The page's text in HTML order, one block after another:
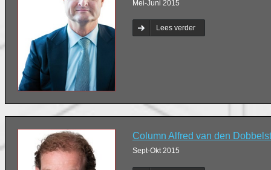
Mei-Juni 2015
Lees verder
Column Alfred van den
Sept-Okt 2015